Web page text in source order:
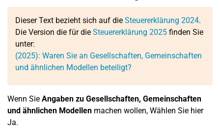
Dieser Text bezieht sich auf die Steuererklärung 2024.
Die Version die für die Steuererklärung 2025 finden Sie
unter:
(2025): Waren Sie an Gesellschaften, Gemeinschaften
und ähnlichen Modellen beteiligt?
Wenn Sie Angaben zu Gesellschaften, Gemeinschaften
und ähnlichen Modellen machen wollen, Wählen Sie hier
Ja.